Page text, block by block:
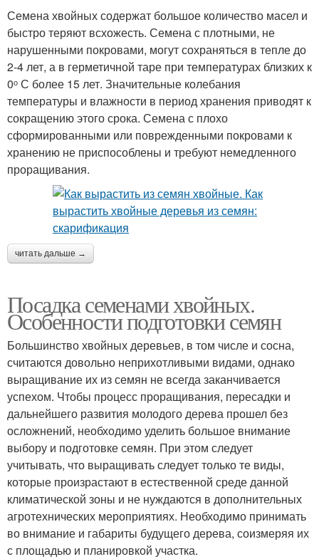
Семена хвойных содержат большое количество масел и
быстро теряют всхожесть. Семена с плотными, не
нарушенными покровами, могут сохраняться в тепле до
2-4 лет, а в герметичной таре при температурах близких к
0ᵒ С более 15 лет. Значительные колебания
температуры и влажности в период хранения приводят к
сокращению этого срока. Семена с плохо
сформированными или поврежденными покровами к
хранению не приспособлены и требуют немедленного
проращивания.
читать дальше →
Посадка семенами хвойных.
Особенности подготовки семян
Большинство хвойных деревьев, в том числе и сосна,
считаются довольно неприхотливыми видами, однако
выращивание их из семян не всегда заканчивается
успехом. Чтобы процесс проращивания, пересадки и
дальнейшего развития молодого дерева прошел без
осложнений, необходимо уделить большое внимание
выбору и подготовке семян. При этом следует
учитывать, что выращивать следует только те виды,
которые произрастают в естественной среде данной
климатической зоны и не нуждаются в дополнительных
агротехнических мероприятиях. Необходимо принимать
во внимание и габариты будущего дерева, соизмеряя их
с площадью и планировкой участка.